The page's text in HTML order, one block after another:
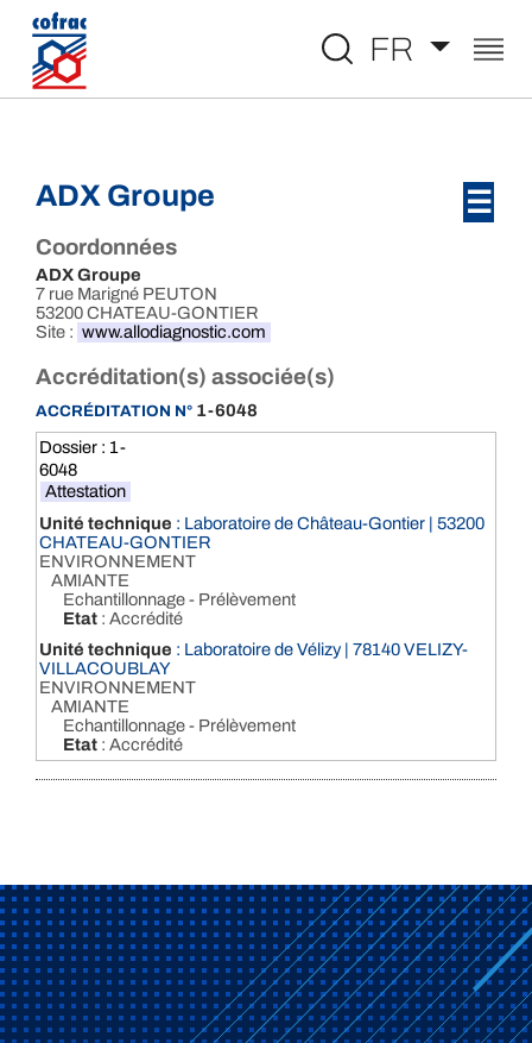
Aller au contenu
FR
ADX Groupe ☰
Coordonnées
ADX Groupe
7 rue Marigné PEUTON
53200 CHATEAU-GONTIER
Site : www.allodiagnostic.com
Accréditation(s) associée(s)
ACCRÉDITATION N° 1-6048
Dossier : 1-
6048
Attestation
Unité technique : Laboratoire de Château-Gontier | 53200
CHATEAU-GONTIER
ENVIRONNEMENT
AMIANTE
Echantillonnage - Prélèvement
Etat : Accrédité
Unité technique : Laboratoire de Vélizy | 78140 VELIZY-
VILLACOUBLAY
ENVIRONNEMENT
AMIANTE
Echantillonnage - Prélèvement
Etat : Accrédité